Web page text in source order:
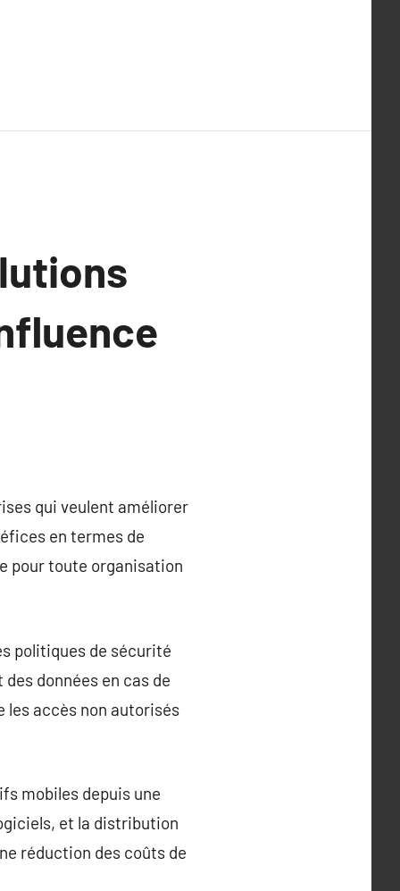
qui veulent améliorer
en termes de
pour toute organisation
politiques de sécurité
données en cas de
les accès non autorisés
mobiles depuis une
et la distribution
réduction des coûts de